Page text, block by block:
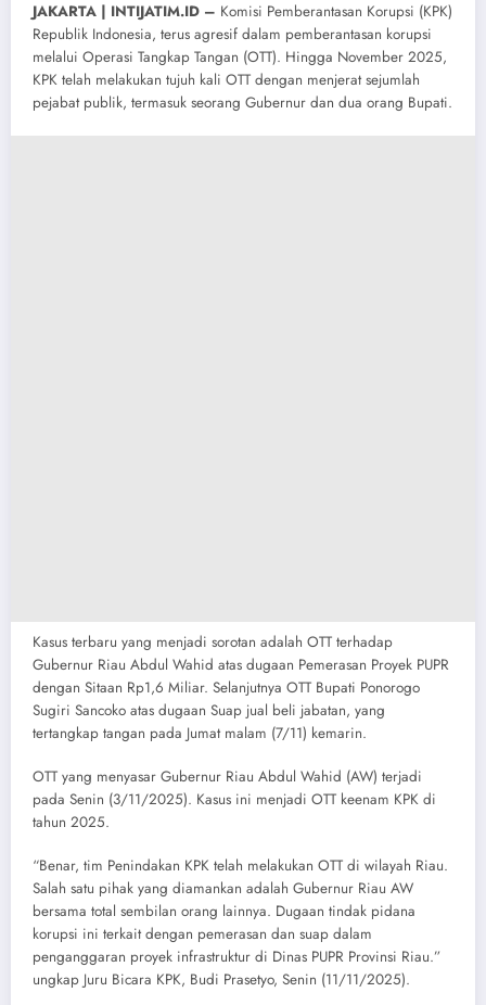
JAKARTA | INTIJATIM.ID – Komisi Pemberantasan Korupsi (KPK)
Republik Indonesia, terus agresif dalam pemberantasan korupsi
melalui Operasi Tangkap Tangan (OTT). Hingga November 2025,
KPK telah melakukan tujuh kali OTT dengan menjerat sejumlah
pejabat publik, termasuk seorang Gubernur dan dua orang Bupati.
Kasus terbaru yang menjadi sorotan adalah OTT terhadap
Gubernur Riau Abdul Wahid atas dugaan Pemerasan Proyek PUPR
dengan Sitaan Rp1,6 Miliar. Selanjutnya OTT Bupati Ponorogo
Sugiri Sancoko atas dugaan Suap jual beli jabatan, yang
tertangkap tangan pada Jumat malam (7/11) kemarin.
​OTT yang menyasar Gubernur Riau Abdul Wahid (AW) terjadi
pada Senin (3/11/2025). Kasus ini menjadi OTT keenam KPK di
tahun 2025.
“Benar, tim Penindakan KPK telah melakukan OTT di wilayah Riau.
Salah satu pihak yang diamankan adalah Gubernur Riau AW
bersama total sembilan orang lainnya. Dugaan tindak pidana
korupsi ini terkait dengan pemerasan dan suap dalam
penganggaran proyek infrastruktur di Dinas PUPR Provinsi Riau.”
ungkap ​Juru Bicara KPK, Budi Prasetyo, Senin (11/11/2025).